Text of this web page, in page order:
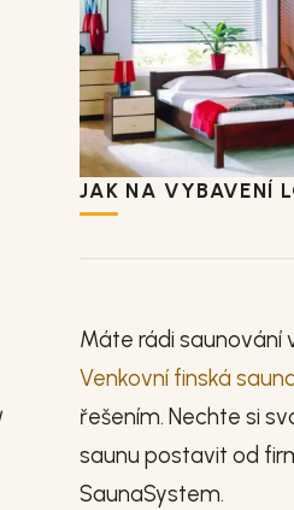
JAK NA VYBAVENÍ
Máte rádi saunování
Venkovní finská
řešením. Nechte si
saunu postavit od
SaunaSystem.